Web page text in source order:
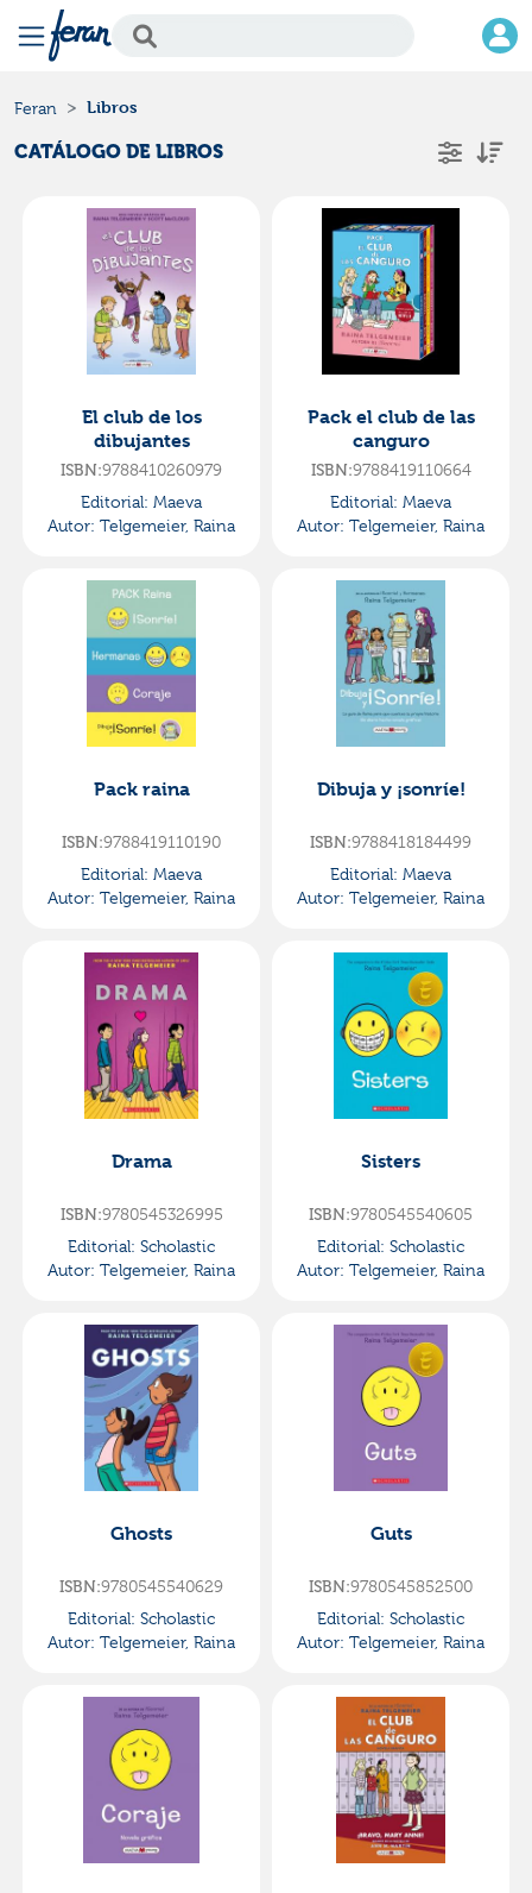
Feran Libros
CATÁLOGO DE LIBROS
El club de los
dibujantes
ISBN:9788410260979
Editorial: Maeva
Autor: Telgemeier, Raina
Pack el club de las
canguro
ISBN:9788419110664
Editorial: Maeva
Autor: Telgemeier, Raina
Pack raina
ISBN:9788419110190
Editorial: Maeva
Autor: Telgemeier, Raina
Dibuja y ¡sonríe!
ISBN:9788418184499
Editorial: Maeva
Autor: Telgemeier, Raina
Drama
ISBN:9780545326995
Editorial: Scholastic
Autor: Telgemeier, Raina
Sisters
ISBN:9780545540605
Editorial: Scholastic
Autor: Telgemeier, Raina
Ghosts
ISBN:9780545540629
Editorial: Scholastic
Autor: Telgemeier, Raina
Guts
ISBN:9780545852500
Editorial: Scholastic
Autor: Telgemeier, Raina